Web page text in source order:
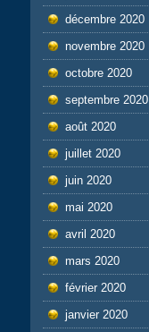
décembre 2020
novembre 2020
octobre 2020
septembre 2020
août 2020
juillet 2020
juin 2020
mai 2020
avril 2020
mars 2020
février 2020
janvier 2020